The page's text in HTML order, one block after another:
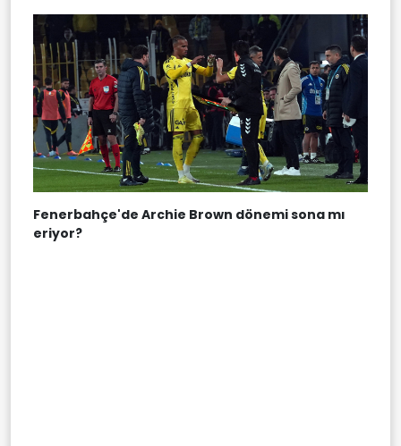
Fenerbahçe'de Archie Brown dönemi sona mı
eriyor?